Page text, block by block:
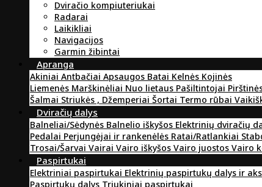
Dviračio kompiuteriukai
Radarai
Laikikliai
Navigacijos
Garmin žibintai
Apranga
Akiniai Antbačiai Apsaugos Batai Kelnės Kojinės
Liemenės Marškinėliai Nuo lietaus Pašiltintojai
Šalmai Striukės , Džemperiai Šortai Termo rūbai
Dviračių dalys
Balneliai/Sėdynės Balnelio iškyšos Elektrinių dviračių
Pedalai Perjungėjai ir rankenėlės Ratai/Ratlankiai
Trosai/Šarvai Vairai Vairo iškyšos Vairo juostos Vairo
Paspirtukai
Elektriniai paspirtukai Elektrinių paspirtukų dalys ir
Paspirtukų dalys Triukiniai paspirtukai